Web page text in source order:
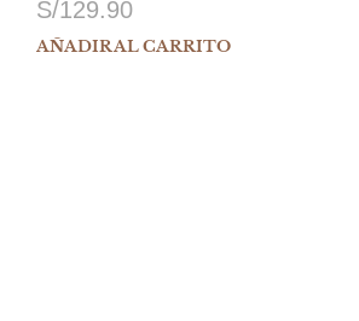
S/129.90
AÑADIR AL CARRITO